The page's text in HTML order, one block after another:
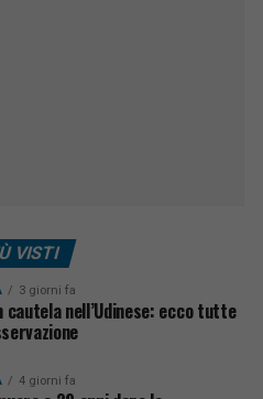
VISTI
3 giorni fa
cautela nell’Udinese: ecco tutte
4 giorni fa